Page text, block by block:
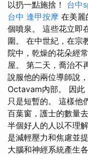
以扔一點施捨！ 台中
台中 逢甲按摩 在美麗
個噴泉。 這些花立即
圍。 在中世紀，在宗
院中，乾燥的花朵經
屋。 第二天，喬治不
說服他的兩位導師說
Octavam內部。 因此
只是短暫的。 這樣他
百葉窗，護士的數量
半個好人的人以不理
是減輕壓力和焦慮並
大腦和神經系統產生